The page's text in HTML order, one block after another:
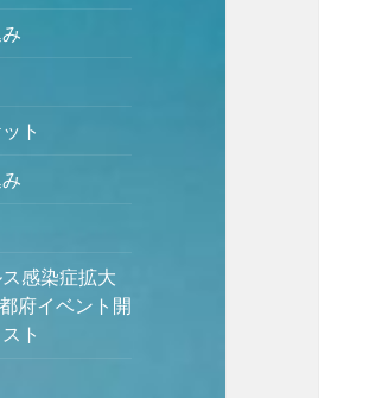
ト
感染症拡大
府イベント開
ト